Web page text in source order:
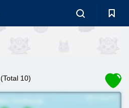
(Total 10)